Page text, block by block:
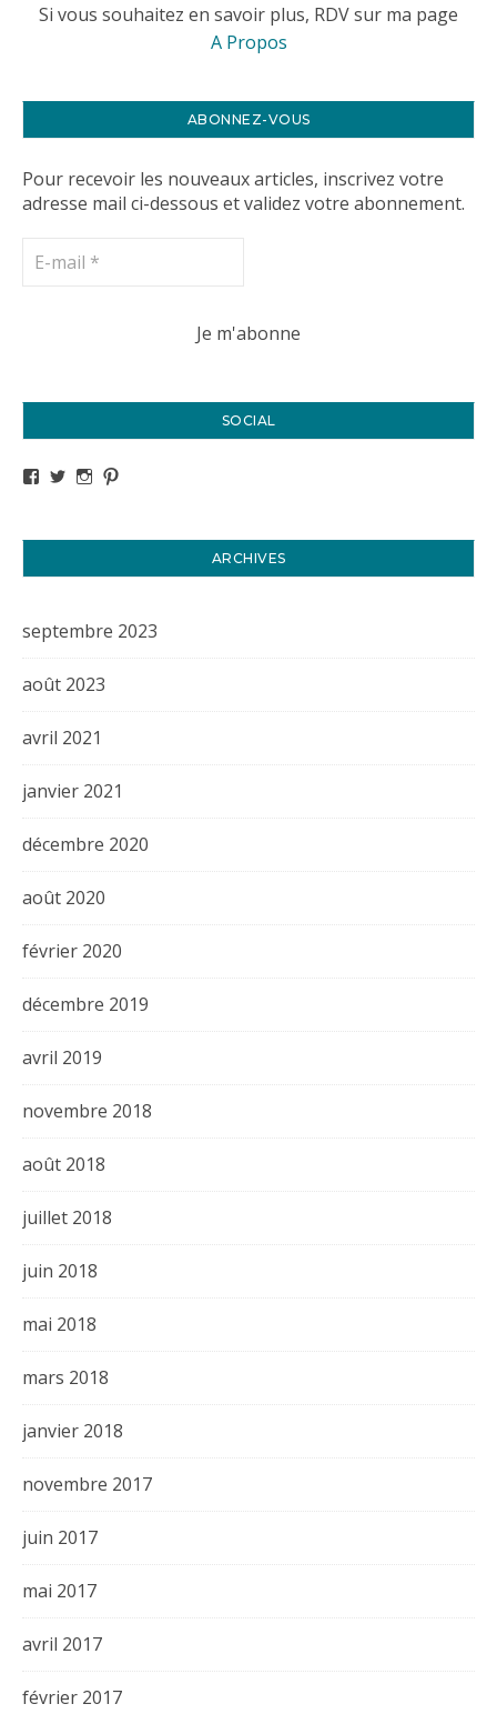
Si vous souhaitez en savoir plus, RDV sur ma page
A Propos
ABONNEZ-VOUS
Pour recevoir les nouveaux articles, inscrivez votre
adresse mail ci-dessous et validez votre abonnement.
SOCIAL
Voir le profil de titval35 sur Facebook
Voir le profil de titval35 sur Twitter
Voir le profil de titval35 sur Instagram
ARCHIVES
septembre 2023
août 2023
avril 2021
janvier 2021
décembre 2020
août 2020
février 2020
décembre 2019
avril 2019
novembre 2018
août 2018
juillet 2018
juin 2018
mai 2018
mars 2018
janvier 2018
novembre 2017
juin 2017
mai 2017
avril 2017
février 2017